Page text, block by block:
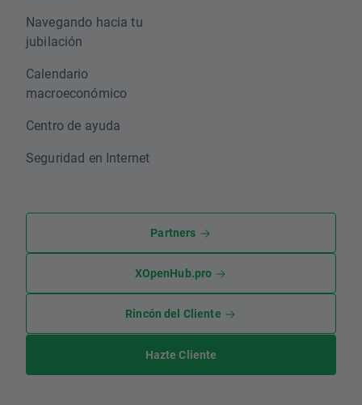
Navegando hacia tu
jubilación
Calendario
macroeconómico
Centro de ayuda
Seguridad en Internet
Partners
XOpenHub.pro
Rincón del Cliente
Hazte Cliente